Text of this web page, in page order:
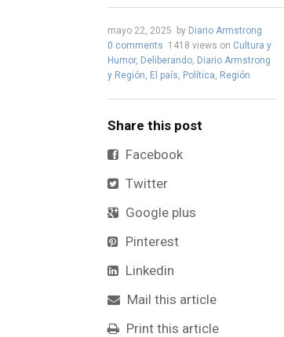
mayo 22, 2025 by Diario Armstrong
0 comments 1418 views on Cultura y
Humor, Deliberando, Diario Armstrong
y Región, El país, Política, Región
Share this post
Facebook
Twitter
Google plus
Pinterest
Linkedin
Mail this article
Print this article